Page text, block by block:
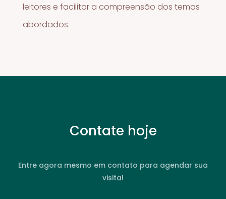
leitores e facilitar a compreensão dos temas
abordados.
Contate hoje
Entre agora mesmo em contato para agendar sua
visita!